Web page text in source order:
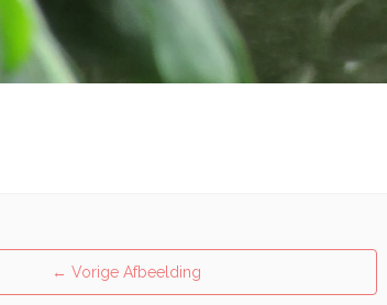
← Vorige Afbeelding